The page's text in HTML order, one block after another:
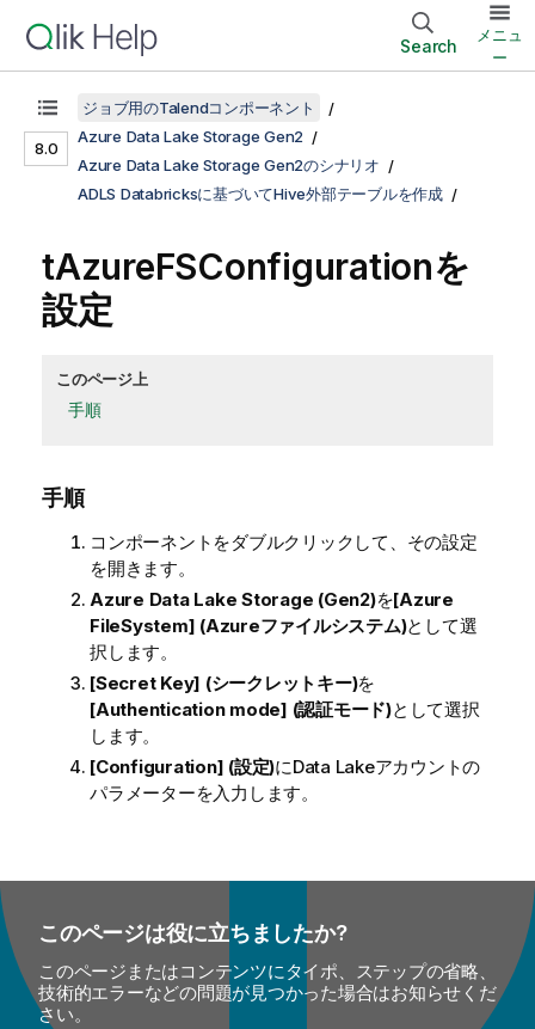
Search
メニュ
ー
8.0
ジョブ用のTalendコンポーネント
Azure Data Lake Storage Gen2
Azure Data Lake Storage Gen2のシナリオ
ADLS Databricksに基づいてHive外部テーブルを作成
tAzureFSConfigurationを
設定
このページ上
手順
手順
コンポーネントをダブルクリックして、その設定
を開きます。
Azure Data Lake Storage (Gen2)を[Azure
FileSystem] (Azureファイルシステム)として選
択します。
[Secret Key] (シークレットキー)を
[Authentication mode] (認証モード)として選択
します。
[Configuration] (設定)にData Lakeアカウントの
パラメーターを入力します。
このページは役に立ちましたか?
このページまたはコンテンツにタイポ、ステップの省略、
技術的エラーなどの問題が見つかった場合はお知らせくだ
さい。